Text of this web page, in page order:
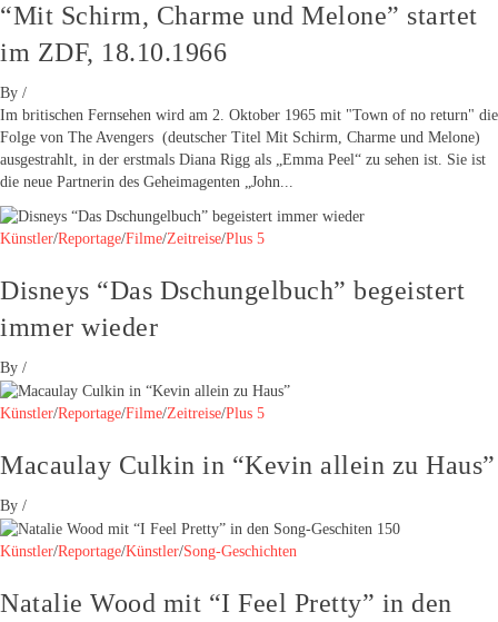
“Mit Schirm, Charme und Melone” startet
im ZDF, 18.10.1966
By /
Im britischen Fernsehen wird am 2. Oktober 1965 mit "Town of no return" die
Folge von The Avengers (deutscher Titel Mit Schirm, Charme und Melone)
ausgestrahlt, in der erstmals Diana Rigg als „Emma Peel“ zu sehen ist. Sie ist
die neue Partnerin des Geheimagenten „John...
Künstler/Reportage/Filme/Zeitreise/Plus 5
Disneys “Das Dschungelbuch” begeistert
immer wieder
By /
Künstler/Reportage/Filme/Zeitreise/Plus 5
Macaulay Culkin in “Kevin allein zu Haus”
By /
Künstler/Reportage/Künstler/Song-Geschichten
Natalie Wood mit “I Feel Pretty” in den